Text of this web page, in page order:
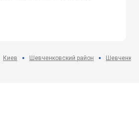
Киев Шевченковский район